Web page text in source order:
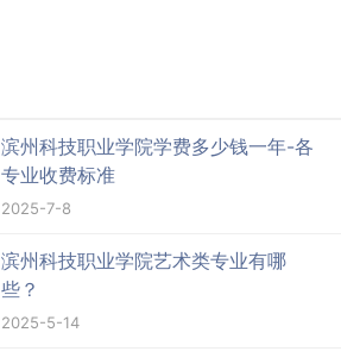
滨州科技职业学院学费多少钱一年-各
专业收费标准
2025-7-8
滨州科技职业学院艺术类专业有哪
些？
2025-5-14